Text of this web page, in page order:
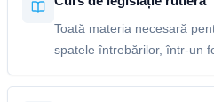
Toată materia necesară
spatele întrebărilor, într-un